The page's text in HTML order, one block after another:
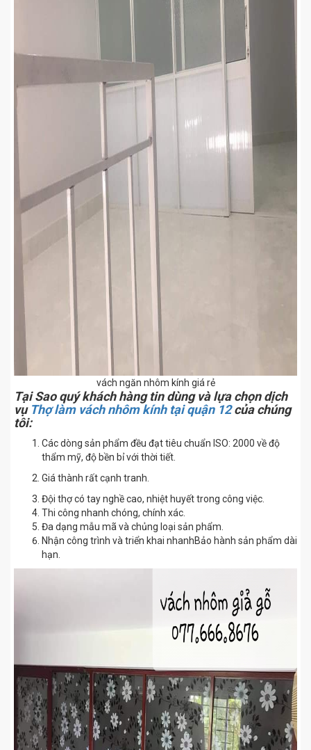
vách ngăn nhôm kính giá rẻ
Tại Sao quý khách hàng tin dùng và lựa chọn dịch
vụ Thợ làm vách nhôm kính tại quận 12của chúng
tôi:
Các dòng sản phẩm đều đạt tiêu chuẩn ISO: 2000 về độ
thẩm mỹ, độ bền bỉ với thời tiết.
Giá thành rất cạnh tranh.
Đội thợ có tay nghề cao, nhiệt huyết trong công việc.
Thi công nhanh chóng, chính xác.
Đa dạng mẫu mã và chủng loại sản phẩm.
Nhận công trình và triển khai nhanhBảo hành sản phẩm dài
hạn.